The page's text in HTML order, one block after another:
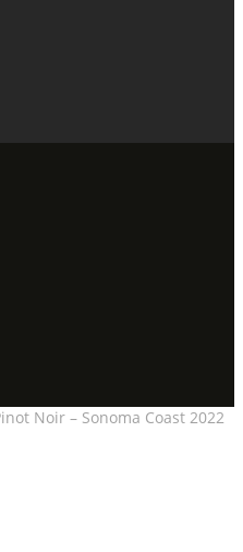
Noir – Sonoma Coast 2022